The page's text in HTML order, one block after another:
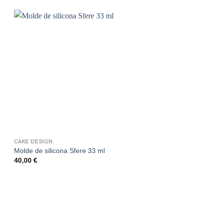
CAKE DESIGN
Molde de silicona Sfere 33 ml
40,00 €